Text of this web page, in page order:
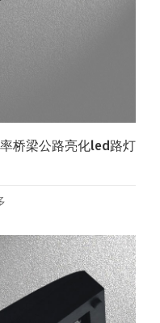
桥梁公路亮化led路灯